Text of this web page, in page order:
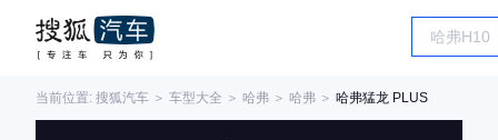
当前位置: 搜狐汽车 ＞ 车型大全 ＞ 哈弗 ＞ 哈弗 ＞ 哈弗猛龙 PLUS